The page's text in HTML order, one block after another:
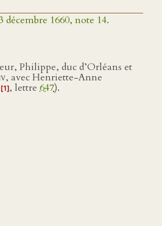
1660, note 14.
Philippe, duc d’Orléans et
, avec Henriette-Anne
[1], lettre 647).